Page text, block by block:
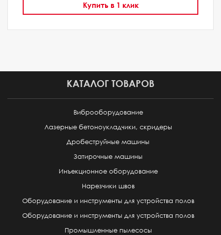
Купить в 1 клик
КАТАЛОГ ТОВАРОВ
Виброоборудование
Лазерные бетоноукладчики, скридеры
Дробеструйные машины
Затирочные машины
Инъекционное оборудование
Нарезчики швов
Оборудование и инструменты для устройства полов
Оборудование и инструменты для устройства полов
Промышленные пылесосы